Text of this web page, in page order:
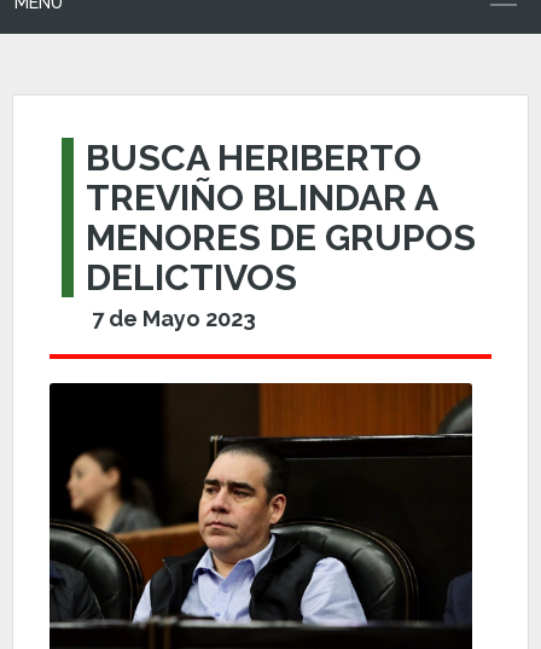
BUSCA HERIBERTO
TREVIÑO BLINDAR A
MENORES DE GRUPOS
DELICTIVOS
7 de Mayo 2023